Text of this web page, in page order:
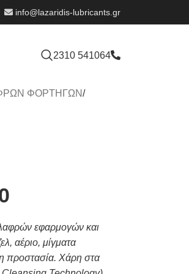
info@lazaridis-lubricants.gr
2310 541064
ΦΟΡΤΗΓΩΝ/
εφαρμογών και
αέριο, μίγματα
προστασία. Χάρη στα